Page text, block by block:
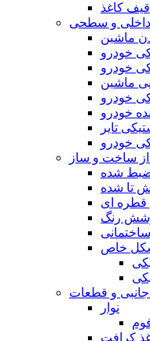
کاغذ
و سطحی
ماشین
خودرو
خودرو
ماشین
خودرو
خودرو
تایر
خودرو
ساخت و ساز
ضبط شده
تا شده
قطره ای
رنگ
خاص
جانبی و قطعات
نوار
کرافت